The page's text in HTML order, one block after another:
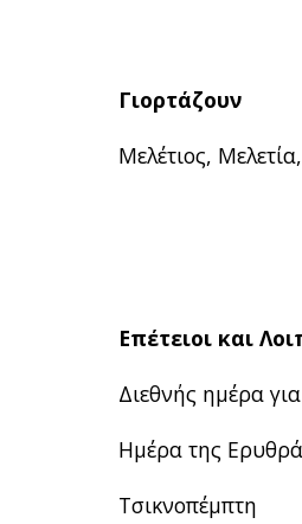
Γιορτάζουν
Μελέτιος,
Επέτειοι και
Διεθνής ημέρα
Ημέρα της
Τσικνοπέμπτη